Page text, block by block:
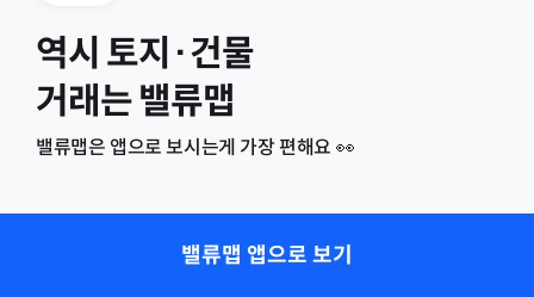
역시 토지·건물
거래는 밸류맵
밸류맵은 앱으로 보시는게 가장 편해요 👀
밸류맵 앱으로 보기